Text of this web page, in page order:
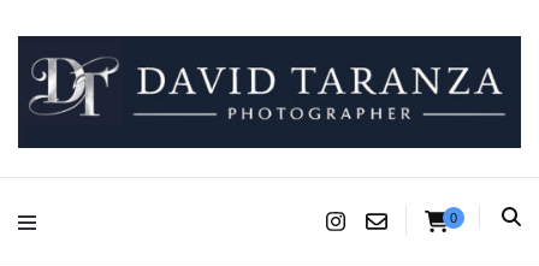
David Taranza
Fotograf pro chvíle, na kterých záleží.
0